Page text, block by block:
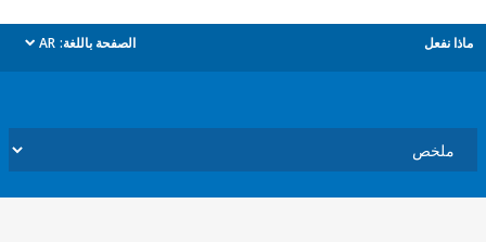
الصفحة باللغة: AR
dropdown